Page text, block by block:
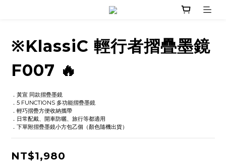
※KlassiC 輕行者摺疊墨鏡
F007 🔥
．黃宣 同款摺疊墨鏡
．5 FUNCTIONS 多功能摺疊墨鏡
．輕巧摺疊方便收納攜帶
．日常配戴、開車防曬、旅行等都適用
．下單附摺疊墨鏡小方包乙個（顏色隨機出貨）
NT$1,980